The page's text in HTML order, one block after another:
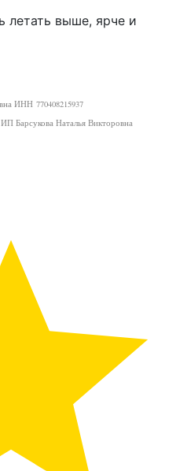
летать выше, ярче и
ИНН 770408215937
Барсукова Наталья Викторовна